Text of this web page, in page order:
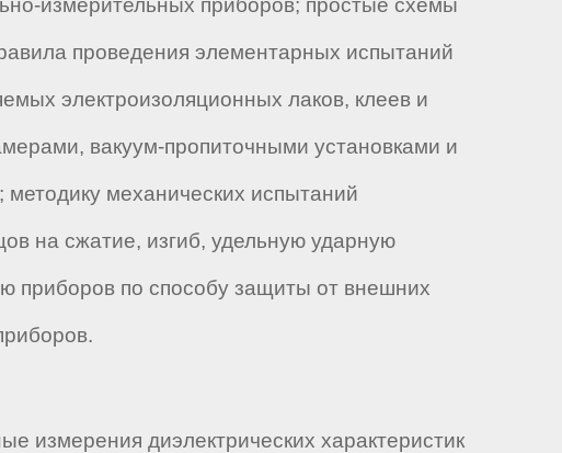
измерительных приборов; простые схемы
проведения элементарных испытаний
электроизоляционных лаков, клеев и
вакуум-пропиточными установками и
механических испытаний
на сжатие, изгиб, удельную ударную
приборов по способу защиты от внешних
измерения диэлектрических характеристик